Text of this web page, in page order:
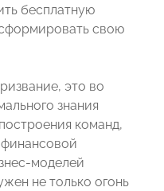
бесплатную
свою
это во
знания
команд,
моделей
не только огонь